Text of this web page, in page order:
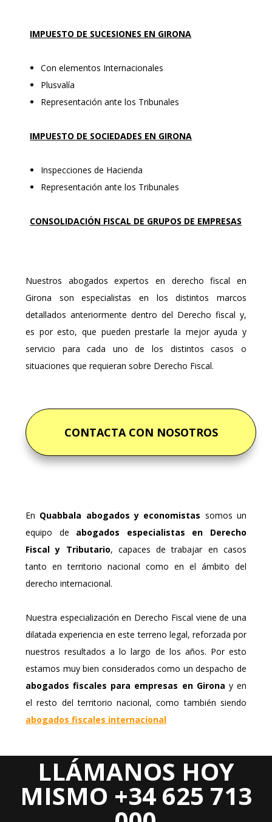
IMPUESTO DE SUCESIONES EN GIRONA
Con elementos Internacionales
Plusvalía
Representación ante los Tribunales
IMPUESTO DE SOCIEDADES EN GIRONA
Inspecciones de Hacienda
Representación ante los Tribunales
CONSOLIDACIÓN FISCAL DE GRUPOS DE EMPRESAS
Nuestros abogados expertos en derecho fiscal en
Girona son especialistas en los distintos marcos
detallados anteriormente dentro del Derecho fiscal y,
es por esto, que pueden prestarle la mejor ayuda y
servicio para cada uno de los distintos casos o
situaciones que requieran sobre Derecho Fiscal.
CONTACTA CON NOSOTROS
En Quabbala abogados y economistas somos un
equipo de abogados especialistas en Derecho
Fiscal y Tributario, capaces de trabajar en casos
tanto en territorio nacional como en el ámbito del
derecho internacional.
Nuestra especialización en Derecho Fiscal viene de una
dilatada experiencia en este terreno legal, reforzada por
nuestros resultados a lo largo de los años. Por esto
estamos muy bien considerados como un despacho de
abogados fiscales para empresas en Girona y en
el resto del territorio nacional, como también siendo
abogados fiscales internacional
Areas Jurídicas
DERECHO CIVIL
LLÁMANOS HOY
MISMO +34 625 713